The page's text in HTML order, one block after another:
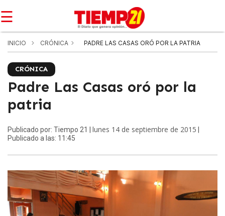
☰
INICIO CRÓNICA PADRE LAS CASAS ORÓ POR LA PATRIA
CRÓNICA
Padre Las Casas oró por la
patria
Publicado por: Tiempo 21 | lunes 14 de septiembre de 2015
Publicado a las: 11:45